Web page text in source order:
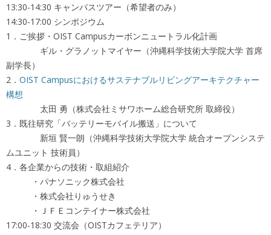
13:30-14:30 キャンパスツアー（希望者のみ）
14:30-17:00 シンポジウム
1．ご挨拶・OIST Campusカーボンニュートラル化計画
ギル・グラノットマイヤー（沖縄科学技術大学院大学 首席
副学長）
2． OIST Campusにおけるサステナブルリビングアーキテクチャー
構想
太田 勇（株式会社ミサワホーム総合研究所 取締役）
3．既往研究「バッテリーモバイル搬送」について
新垣 賢一朗（沖縄科学技術大学院大学 統合オープンシステ
ムユニット 技術員）
4．各企業からの技術・取組紹介
・パナソニック株式会社
・株式会社りゅうせき
・ＪＦＥコンテイナー株式会社
17:00-18:30 交流会（OISTカフェテリア）